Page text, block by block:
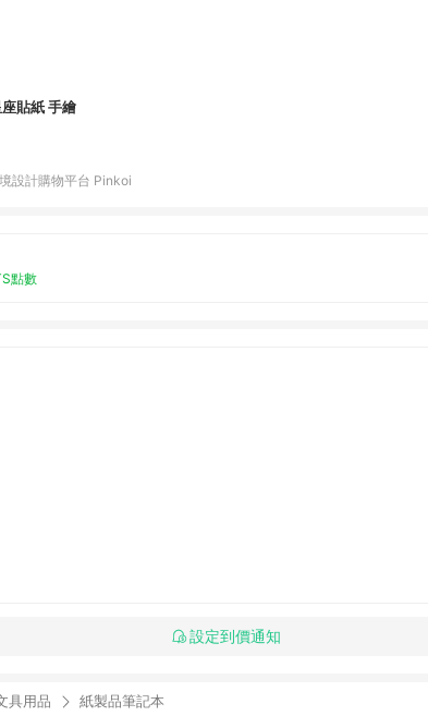
貼紙 手繪
設計購物平台 Pinkoi
點數
設定到價通知
具用品 紙製品筆記本